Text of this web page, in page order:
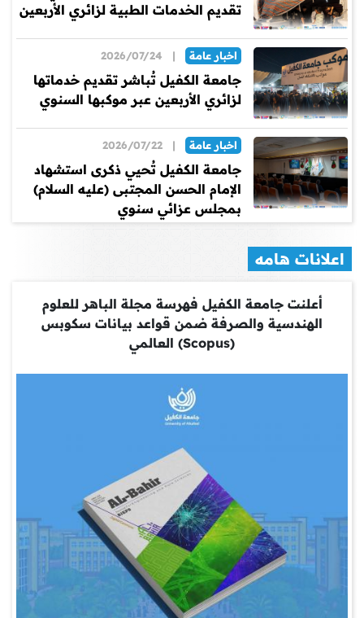
تقديم الخدمات الطبية لزائري الأربعين
اخبار عامة |
2026/07/24
جامعة الكفيل تُباشر تقديم خدماتها
لزائري الأربعين عبر موكبها السنوي
اخبار عامة |
2026/07/22
جامعة الكفيل تُحيي ذكرى استشهاد
الإمام الحسن المجتبى (عليه السلام)
بمجلس عزائي سنوي
اعلانات هامه
أعلنت جامعة الكفيل فهرسة مجلة الباهر للعلوم
الهندسية والصرفة ضمن قواعد بيانات سكوبس
(Scopus) العالمي